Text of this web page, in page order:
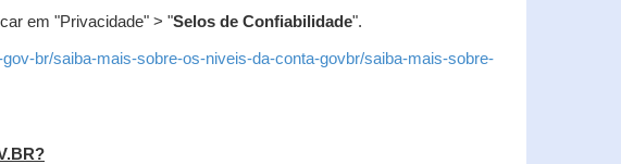
em "Privacidade" > "Selos de Confiabilidade".
br/saiba-mais-sobre-os-niveis-da-conta-govbr/saiba-mais-sobre-